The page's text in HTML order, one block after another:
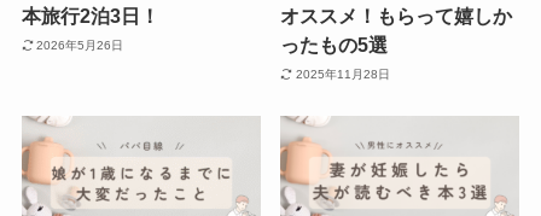
本旅行2泊3日！
2026年5月26日
オススメ！もらって嬉しか
ったもの5選
2025年11月28日